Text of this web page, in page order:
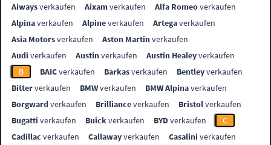
Aiwaysverkaufen Aixamverkaufen Alfa Romeoverkaufen
Alpinaverkaufen Alpineverkaufen Artegaverkaufen
Asia Motorsverkaufen Aston Martinverkaufen
Audi verkaufen Austinverkaufen Austin Healeyverkaufen
B
BAICverkaufen Barkasverkaufen Bentleyverkaufen
Bitterverkaufen BMWverkaufen BMW Alpinaverkaufen
Borgwardverkaufen Brillianceverkaufen Bristolverkaufen
Bugatti verkaufen Buickverkaufen BYDverkaufen
C
Cadillac verkaufen Callawayverkaufen Casalini verkaufen